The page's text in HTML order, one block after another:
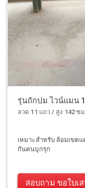
รุ่นถักปม ไวน์แมน
ลวด 11 แถว / สูง 142 ซ
เหมาะสำหรับ ล้อมเขต
กันคนบุกรุก
สอบถาม ขอใบเ